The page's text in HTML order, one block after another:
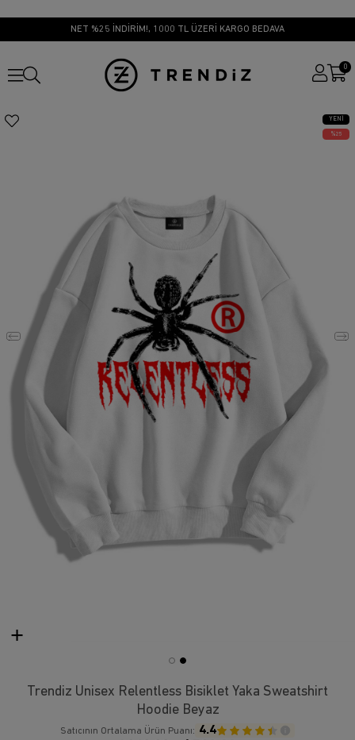
NET %25 İNDİRİM!, 1000 TL ÜZERİ KARGO BEDAVA
0
YENI
ÜRÜN
25
Trendiz Unisex Relentless Bisiklet Yaka Sweatshirt
Hoodie Beyaz
Satıcının Ortalama Ürün Puanı: 4.4